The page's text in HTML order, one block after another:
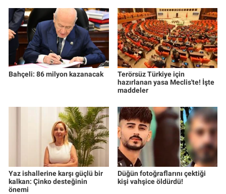
Bahçeli: 86 milyon kazanacak
Terörsüz Türkiye için
hazırlanan yasa Meclis'te! İşte
maddeler
Yaz ishallerine karşı güçlü bir
kalkan: Çinko desteğinin
önemi
Düğün fotoğraflarını çektiği
kişi vahşice öldürdü!